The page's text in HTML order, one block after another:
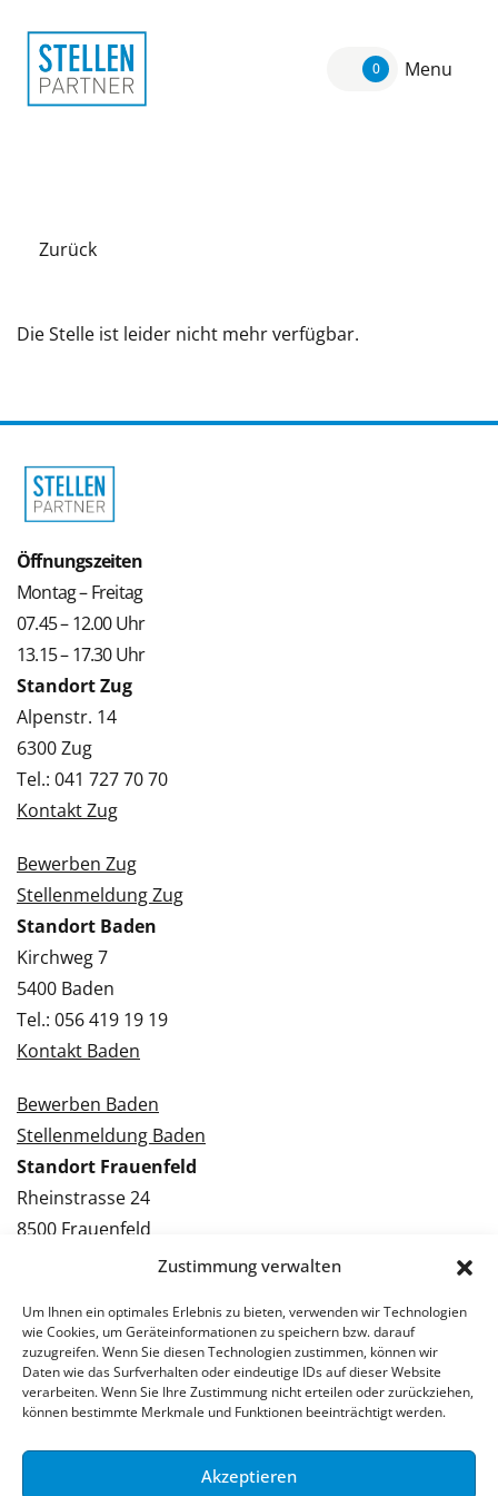
Zustimmung verwalten
Um Ihnen ein optimales Erlebnis zu bieten, verwenden wir Technologien
wie Cookies, um Geräteinformationen zu speichern bzw. darauf
zuzugreifen. Wenn Sie diesen Technologien zustimmen, können wir
Daten wie das Surfverhalten oder eindeutige IDs auf dieser Website
verarbeiten. Wenn Sie Ihre Zustimmung nicht erteilen oder zurückziehen,
können bestimmte Merkmale und Funktionen beeinträchtigt werden.
Akzeptieren
0 Menu
Zurück
Die Stelle ist leider nicht mehr verfügbar.
Öffnungszeiten
Montag – Freitag
07.45 – 12.00 Uhr
13.15 – 17.30 Uhr
Standort Zug
Alpenstr. 14
6300 Zug
Tel.: 041 727 70 70
Kontakt Zug
Bewerben Zug
Stellenmeldung Zug
Standort Baden
Kirchweg 7
5400 Baden
Tel.: 056 419 19 19
Kontakt Baden
Bewerben Baden
Stellenmeldung Baden
Standort Frauenfeld
Rheinstrasse 24
8500 Frauenfeld
Tel.: 052 224 09 09
Bewerben Frauenfeld
Stellenmeldung Frauenfeld
© 2026 Stellenpartner AG